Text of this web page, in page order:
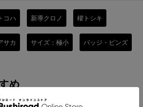
状況次第ではPACK形式でのお届けと
けの場合、コンプリートの保証はでき
コハ 新導クロノ 櫂トシキ
サカ サイズ：極小 バッジ・ピンズ
め